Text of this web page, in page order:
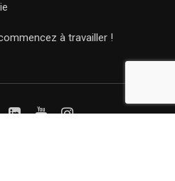
à travailler !